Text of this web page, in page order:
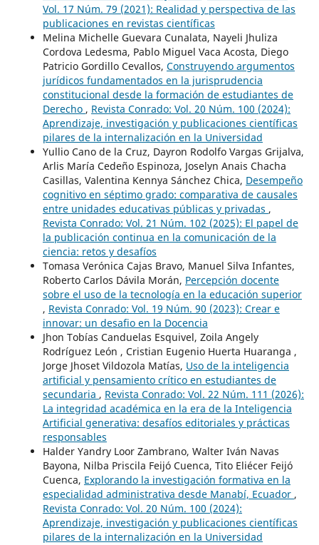
Vol. 17 Núm. 79 (2021): Realidad y perspectiva de las
publicaciones en revistas científicas
Melina Michelle Guevara Cunalata, Nayeli Jhuliza
Cordova Ledesma, Pablo Miguel Vaca Acosta, Diego
Patricio Gordillo Cevallos, Construyendo argumentos
jurídicos fundamentados en la jurisprudencia
constitucional desde la formación de estudiantes de
Derecho , Revista Conrado: Vol. 20 Núm. 100 (2024):
Aprendizaje, investigación y publicaciones científicas
pilares de la internalización en la Universidad
Yullio Cano de la Cruz, Dayron Rodolfo Vargas Grijalva,
Arlis María Cedeño Espinoza, Joselyn Anais Chacha
Casillas, Valentina Kennya Sánchez Chica, Desempeño
cognitivo en séptimo grado: comparativa de causales
entre unidades educativas públicas y privadas ,
Revista Conrado: Vol. 21 Núm. 102 (2025): El papel de
la publicación continua en la comunicación de la
ciencia: retos y desafíos
Tomasa Verónica Cajas Bravo, Manuel Silva Infantes,
Roberto Carlos Dávila Morán, Percepción docente
sobre el uso de la tecnología en la educación superior
, Revista Conrado: Vol. 19 Núm. 90 (2023): Crear e
innovar: un desafio en la Docencia
Jhon Tobías Canduelas Esquivel, Zoila Angely
Rodríguez León , Cristian Eugenio Huerta Huaranga ,
Jorge Jhoset Vildozola Matías, Uso de la inteligencia
artificial y pensamiento crítico en estudiantes de
secundaria , Revista Conrado: Vol. 22 Núm. 111 (2026):
La integridad académica en la era de la Inteligencia
Artificial generativa: desafíos editoriales y prácticas
responsables
Halder Yandry Loor Zambrano, Walter Iván Navas
Bayona, Nilba Priscila Feijó Cuenca, Tito Eliécer Feijó
Cuenca, Explorando la investigación formativa en la
especialidad administrativa desde Manabí, Ecuador ,
Revista Conrado: Vol. 20 Núm. 100 (2024):
Aprendizaje, investigación y publicaciones científicas
pilares de la internalización en la Universidad